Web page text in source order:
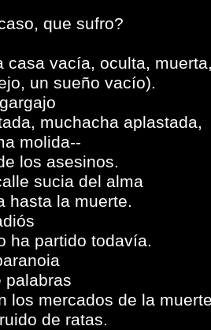
que sufro?
casa vacía, oculta,
un sueño vacío).
muchacha aplastada,
molida--
los asesinos.
sucia del alma
hasta la muerte.
ha partido todavía.
palabras
los mercados de la
de ratas.